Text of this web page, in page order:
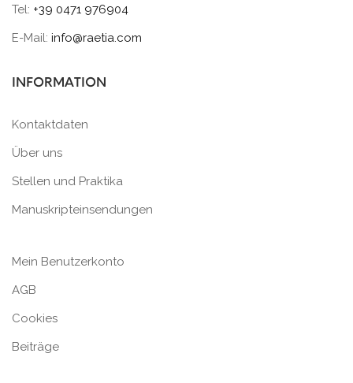
Tel: +39 0471 976904
E-Mail: info@raetia.com
INFORMATION
Kontaktdaten
Über uns
Stellen und Praktika
Manuskripteinsendungen
Mein Benutzerkonto
AGB
Cookies
Beiträge